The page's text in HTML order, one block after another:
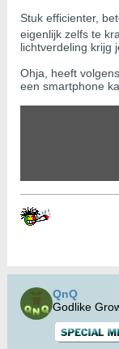
Stuk efficienter,
eigenlijk zelfs te
lichtverdeling krijg
Ohja, heeft
een smartphone
QnQ
Godlike